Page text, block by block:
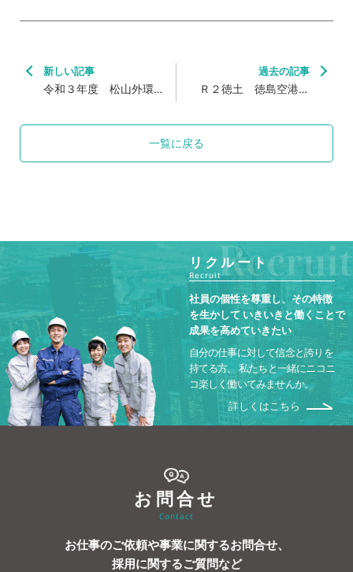
新しい記事
令和３年度 松山外環状
査業務
一覧に戻る
過去の記事
Ｒ２徳土 徳島空港線
試験業務
リクルート
Recruit
社員の個性を尊重し、その特徴
を生かして いきいきと働くことで
成果を高めていきたい
自分の仕事に対して信念と誇りを
持てる方、 私たちと一緒にニコニ
コ楽しく働いてみませんか。
詳しくはこちら
お問合せ
Contact
お仕事のご依頼や事業に関するお問合せ、
採用に関するご質問など